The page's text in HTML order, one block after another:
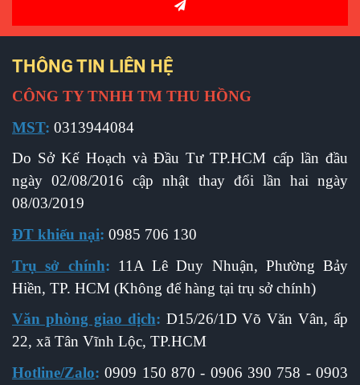
THÔNG TIN LIÊN HỆ
CÔNG TY TNHH TM THU HỒNG
MST: 0313944084
Do Sở Kế Hoạch và Đầu Tư TP.HCM cấp lần đầu
ngày 02/08/2016 cập nhật thay đổi lần hai ngày
08/03/2019
ĐT khiếu nại: 0985 706 130
Trụ sở chính: 11A Lê Duy Nhuận, Phường Bảy
Hiền, TP. HCM (Không để hàng tại trụ sở chính)
Văn phòng giao dịch: D15/26/1D Võ Văn Vân, ấp
22, xã Tân Vĩnh Lộc, TP.HCM
Hotline/Zalo: 0909 150 870 - 0906 390 758 - 0903